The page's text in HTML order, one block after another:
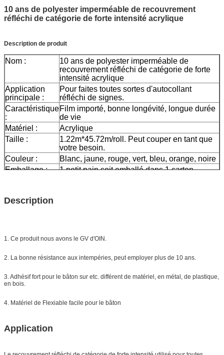
10 ans de polyester imperméable de recouvrement
réfléchi de catégorie de forte intensité acrylique
Description de produit
Nom :
10 ans de polyester imperméable de
recouvrement réfléchi de catégorie de forte
intensité acrylique
Application
principale :
Pour faites toutes sortes d'autocollant
réfléchi de signes.
Caractéristique
:
Film importé, bonne longévité, longue durée
de vie
Matériel :
Acrylique
Taille :
1.22m*45.72m/roll. Peut couper en tant que
votre besoin.
Couleur :
Blanc, jaune, rouge, vert, bleu, orange, noire
Emballage :
1 petit pain soit emballé dans 1 carton
La livraison
Description
1. Ce produit nous avons le GV d'OIN.
2. La bonne résistance aux intempéries, peut employer plus de 10 ans.
3. Adhésif fort pour le bâton sur etc. différent de matériel, en métal, de plastique,
en bois.
4. Matériel de Flexiable facile pour le bâton
Application